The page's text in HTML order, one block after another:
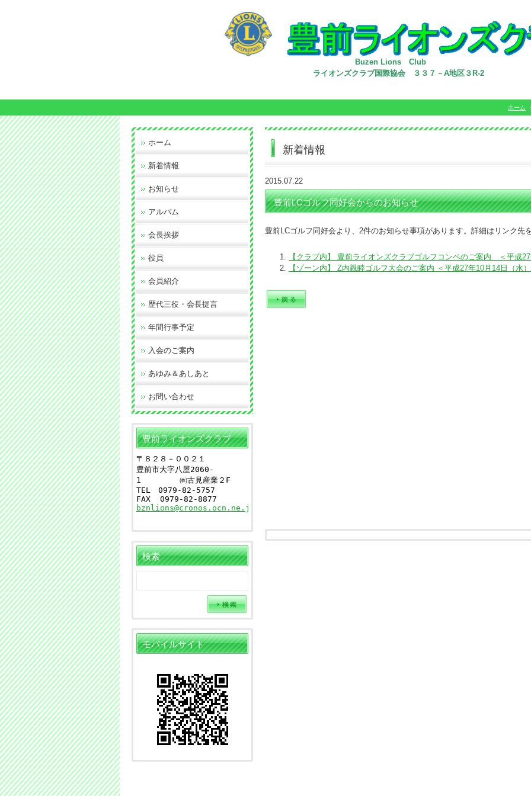
Buzen Lions Club
ライオンズクラブ国際協会 ３３７－A地区３R-2
ホーム
新着情報
2015.07.22
豊前LCゴルフ同好会からのお知らせ
豊前LCゴルフ同好会より、2件のお知らせ事項があります。詳細はリンク先
【クラブ内】 豊前ライオンズクラブゴルフコンペのご案内 ＜平成
【ゾーン内】 Z内親睦ゴルフ大会のご案内 ＜平成27年10月14日（水
ホーム
新着情報
お知らせ
アルバム
会長挨拶
役員
会員紹介
歴代三役・会長提言
年間行事予定
入会のご案内
あゆみ＆あしあと
お問い合わせ
豊前ライオンズクラブ
〒８２８－００２１
豊前市大字八屋2060-
1 ㈱古見産業２F
TEL　0979-82-5757
FAX  0979-82-8877
bznlions@cronos.ocn.ne.jp
検索
モバイルサイト